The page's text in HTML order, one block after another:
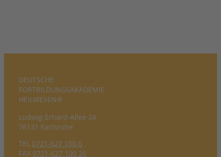
DEUTSCHE
FORTBILDUNGS­AKADEMIE
HEILWESEN®
Ludwig-Erhard-Allee 24
76131 Karlsruhe
TEL 0721-627 100-0
FAX 0721-627 100 20